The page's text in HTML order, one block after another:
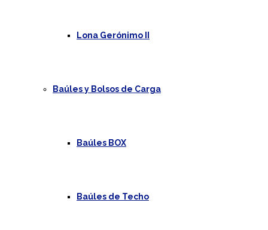
Lona Gerónimo II
Baúles y Bolsos de Carga
Baúles BOX
Baúles de Techo